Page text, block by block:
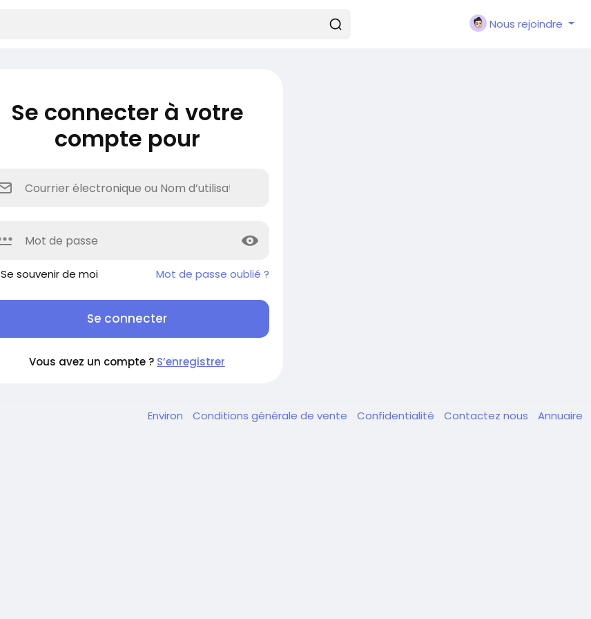
Nous rejoindre
Se connecter à votre
compte pour
Se souvenir de moi Mot de passe oublié ?
Se connecter
Vous avez un compte ? S’enregistrer
Environ Conditions générale de vente Confidentialité Contactez nous Annuaire